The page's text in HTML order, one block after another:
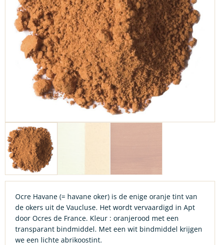
Ocre Havane (= havane oker) is de enige oranje tint van
de okers uit de Vaucluse. Het wordt vervaardigd in Apt
door Ocres de France. Kleur : oranjerood met een
transparant bindmiddel. Met een wit bindmiddel krijgen
we een lichte abrikoostint.